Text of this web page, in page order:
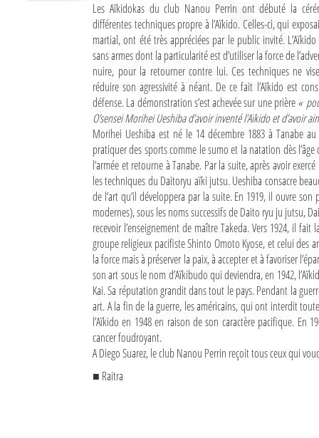
Le Nord de Madagascar
L'actualité du tourisme
Les Aïkidokas du club Nanou Perrin ont débuté la
différentes techniques propre à l’Aïkido. Celles-ci, qui
martial, ont été très appréciées par le public invité.
sans armes dont la particularité est d’utiliser la force de
nuire, pour la retourner contre lui. Ces techniques ne
réduire son agressivité à néant. De ce fait l’Aïkido est
défense. La démonstration s’est achevée sur une prière«
O’sensei Morihei Ueshiba d’avoir inventé l’Aïkido et d’avoir
Morihei Ueshiba est né le 14 décembre 1883 à Tanabe
pratiquer des sports comme le sumo et la natation dès l’âge
l’armée et retourne à Tanabe. Par la suite, après avoir
les techniques du Daitoryu aïki jutsu. Ueshiba consacre
de l’art qu’il développera par la suite. En 1919, il ouvre
modernes), sous les noms successifs de Daito ryu ju jutsu,
recevoir l’enseignement de maître Takeda. Vers 1924, il
groupe religieux pacifiste Shinto Omoto Kyose, et celui des
la force mais à préserver la paix, à accepter et à favoriser
son art sous le nom d’Aïkibudo qui deviendra, en 1942,
Kai. Sa réputation grandit dans tout le pays. Pendant la
art. A la fin de la guerre, les américains, qui ont interdit
l’Aïkido en 1948 en raison de son caractère pacifique.
cancer foudroyant.
A Diego Suarez, le club Nanou Perrin reçoit tous ceux qui
■ Raitra